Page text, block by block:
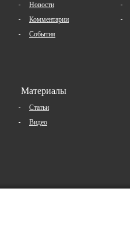
Новости
Комментарии
События
Материалы
Статьи
Видео